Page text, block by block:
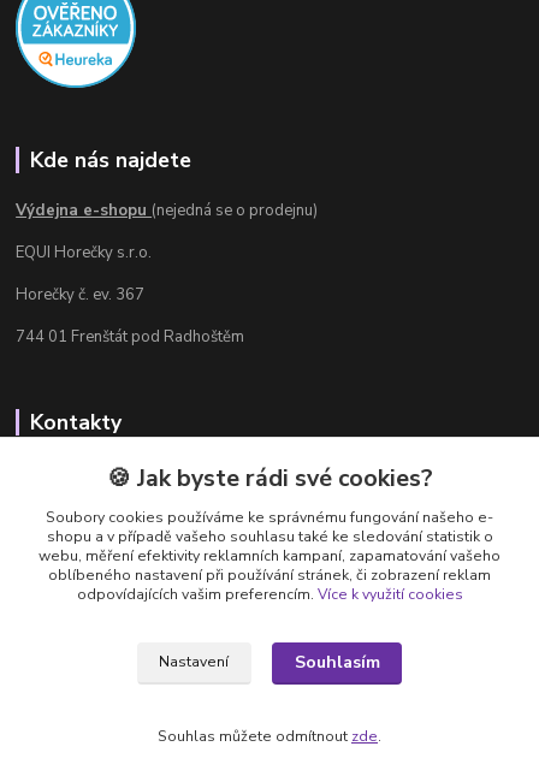
Kde nás najdete
Výdejna e-shopu (nejedná se o prodejnu)
EQUI Horečky s.r.o.
Horečky č. ev. 367
744 01 Frenštát pod Radhoštěm
Kontakty
Radka Chamrádová
+420 737 484 708
Výdejna e-shopu: Po-Ne, 8-20 hod.
info@equi-horecky.cz
Frenštát pod Radhoštěm, C 93460 vedená u Krajského soudu v Ostravě
🍪 Jak byste rádi své cookies?
Soubory cookies používáme ke správnému fungování našeho e-
shopu a v případě vašeho souhlasu také ke sledování statistik o
webu, měření efektivity reklamních kampaní, zapamatování vašeho
oblíbeného nastavení při používání stránek, či zobrazení reklam
odpovídajících vašim preferencím. Více k využití cookies
Nastavení Souhlasím
Souhlas můžete odmítnout zde.